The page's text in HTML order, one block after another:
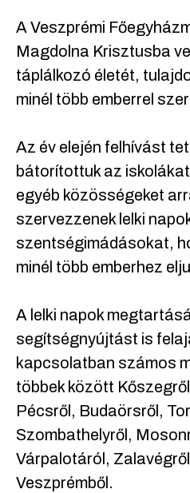
A Veszprémi
Magdolna Krisztusba
táplálkozó életét,
minél több emberrel
Az év elején felhívást
bátorítottuk az
egyéb közösségeket
szervezzenek lelki
szentségimádásokat,
minél több emberhez
A lelki napok
segítségnyújtást is
kapcsolatban számos
többek között
Pécsről, Budaörsről,
Szombathelyről,
Várpalotáról,
Veszprémből.